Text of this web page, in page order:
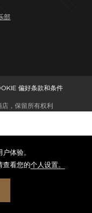
部
偏好条款和条件
，保留所有权利